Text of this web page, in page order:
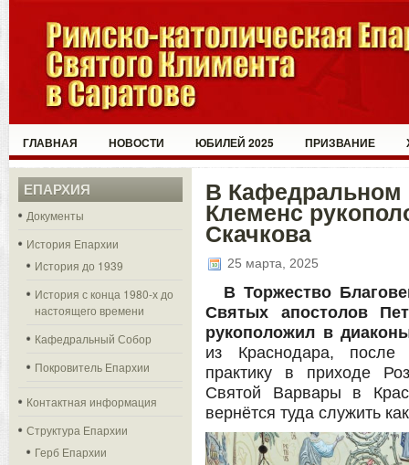
ГЛАВНАЯ НОВОСТИ ЮБИЛЕЙ 2025 ПРИЗВАНИЕ
ЕПАРХИЯ
Документы
История Епархии
История до 1939
История с конца 1980-х до
настоящего времени
Кафедральный Собор
Покровитель Епархии
Контактная информация
Структура Епархии
Герб Епархии
В Кафедральном
Клеменс
Скачкова
25 марта, 2025
В Торжество
Святых апостолов
рукоположил в
из Краснодара, после
практику в приходе
Святой Варвары в
вернётся туда служить